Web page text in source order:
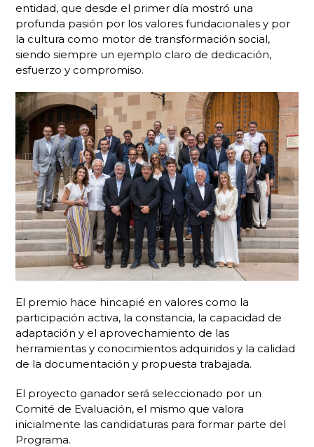
entidad, que desde el primer día mostró una
profunda pasión por los valores fundacionales y por
la cultura como motor de transformación social,
siendo siempre un ejemplo claro de dedicación,
esfuerzo y compromiso.
El premio hace hincapié en valores como la
participación activa, la constancia, la capacidad de
adaptación y el aprovechamiento de las
herramientas y conocimientos adquiridos y la calidad
de la documentación y propuesta trabajada.
El proyecto ganador será seleccionado por un
Comité de Evaluación, el mismo que valora
inicialmente las candidaturas para formar parte del
Programa.